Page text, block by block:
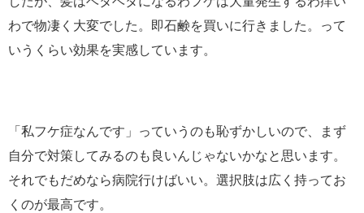
わで物凄く大変でした。即石鹸を買いに行きました。って
いうくらい効果を実感しています。
「私フケ症なんです」っていうのも恥ずかしいので、まず
自分で対策してみるのも良いんじゃないかなと思います。
それでもだめなら病院行けばいい。選択肢は広く持ってお
くのが最高です。